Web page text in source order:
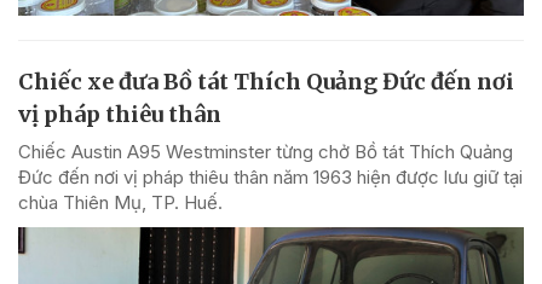
Chiếc xe đưa Bồ tát Thích Quảng Đức đến nơi
vị pháp thiêu thân
Chiếc Austin A95 Westminster từng chở Bồ tát Thích Quảng
Đức đến nơi vị pháp thiêu thân năm 1963 hiện được lưu giữ tại
chùa Thiên Mụ, TP. Huế.